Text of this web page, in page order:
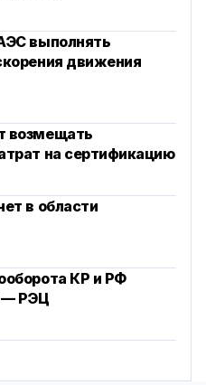
выполнять
движения
возмещать
на сертификацию
в области
КР и РФ
— РЭЦ